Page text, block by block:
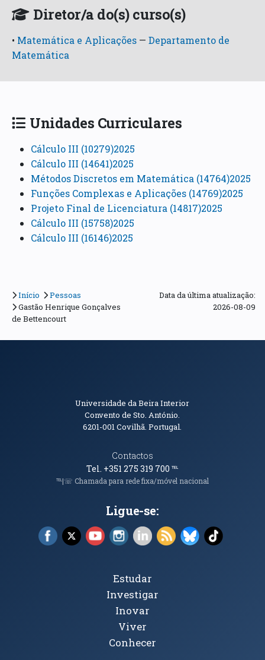
Diretor/a do(s) curso(s)
• Matemática e Aplicações —Departamento de
Matemática
Unidades Curriculares
Cálculo III (10279)2025
Cálculo III (14641)2025
Métodos Discretos em Matemática (14764)2025
Funções Complexas e Aplicações (14769)2025
Projeto Final de Licenciatura (14817)2025
Cálculo III (15758)2025
Cálculo III (16146)2025
Início
Pessoas
Gastão Henrique Gonçalves
de Bettencourt
Data da última atualização:
2026-08-09
Informações de Contacto
Universidade da Beira Interior
Convento de Sto. António.
6201-001Covilhã. Portugal.
Contactos
Tel. +351 275 319 700℡
℡|☏ Chamada para rede fixa/móvel nacional
Ligue-se:
Facebook (abre em nova janela)
X (abre em nova janela)
YouTube (abre em nova janela)
Instagram (abre em nova janela)
LinkedIn (abre em nova
RSS (abre em nova
Bluesky (abre
TikTok
Tópicos Principais
Estudar
Investigar
Inovar
Viver
Conhecer